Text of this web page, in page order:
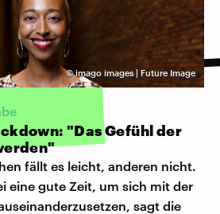
©imago images | Future Image
"Das Gefühl der
fällt es leicht, anderen nicht.
eine gute Zeit, um sich mit der
sagt die